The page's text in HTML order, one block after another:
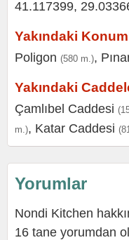
41.117399,
Yakındaki
Poligon (580 m.),
Yakındaki
Çamlıbel Caddesi
m.), Katar Caddesi
Yorumlar
Nondi Kitchen
16 tane yorumdan